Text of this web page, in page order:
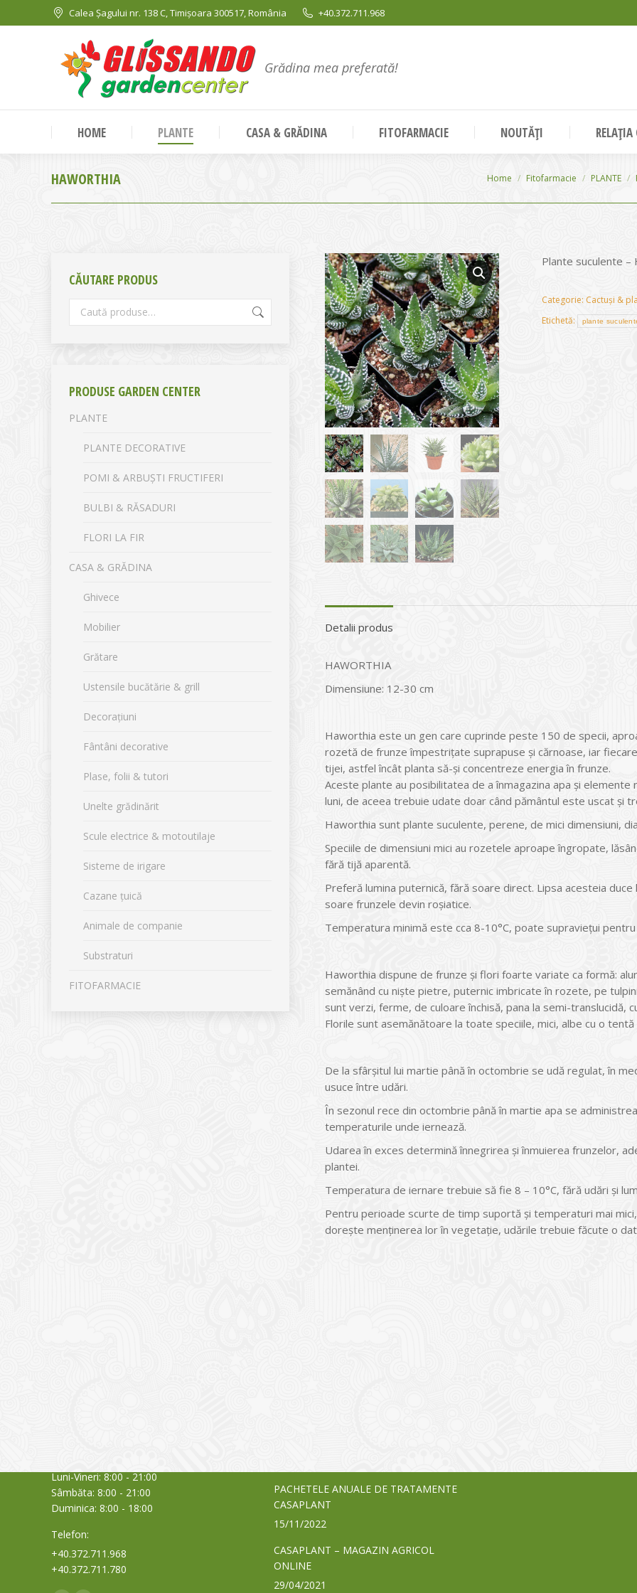
Calea Șagului nr. 138 C, Timișoara 300517, România +40.372.711.968
Grădina mea preferată!
HOME PLANTE CASA & GRĂDINA FITOFARMACIE NOUTĂȚI
HAWORTHIA You are here:
Home Fitofarmacie PLANTE
Plante suculente –
Categorie: Cactuși &
Etichetă:
plante
Detalii produs
HAWORTHIA
Dimensiune: 12-30 cm
Haworthia este un gen care cuprinde peste 150 de specii,
rozetă de frunze împestriţate suprapuse şi cărnoase, iar
tijei, astfel încât planta să-şi concentreze energia în frunze.
Aceste plante au posibilitatea de a înmagazina apa şi
luni, de aceea trebuie udate doar când pământul este uscat şi
Haworthia sunt plante suculente, perene, de mici dimensiuni,
Speciile de dimensiuni mici au rozetele aproape îngropate,
fără tijă aparentă.
Preferă lumina puternică, fără soare direct. Lipsa acesteia
soare frunzele devin roşiatice.
Temperatura minimă este cca 8-10°C, poate supravieţui
Haworthia dispune de frunze şi flori foarte variate ca formă:
semănând cu nişte pietre, puternic imbricate în rozete, pe
sunt verzi, ferme, de culoare închisă, pana la semi-translucidă,
Florile sunt asemănătoare la toate speciile, mici, albe cu o
De la sfârşitul lui martie până în octombrie se udă regulat, în
usuce între udări.
În sezonul rece din octombrie până în martie apa se
temperaturile unde iernează.
Udarea în exces determină înnegrirea şi înmuierea frunzelor,
plantei.
Temperatura de iernare trebuie să fie 8 – 10°C, fără udări şi
Pentru perioade scurte de timp suportă şi temperaturi mai
doreşte menţinerea lor în vegetaţie, udările trebuie făcute o
CĂUTARE PRODUS
PRODUSE GARDEN CENTER
PLANTE
PLANTE DECORATIVE
POMI & ARBUȘTI FRUCTIFERI
BULBI & RĂSADURI
FLORI LA FIR
CASA & GRĂDINA
Ghivece
Mobilier
Grătare
Ustensile bucătărie & grill
Decorațiuni
Fântâni decorative
Plase, folii & tutori
Unelte grădinărit
Scule electrice & motoutilaje
Sisteme de irigare
Cazane țuică
Animale de companie
Substraturi
FITOFARMACIE
Luni-Vineri: 8:00 - 21:00
Sâmbăta: 8:00 - 21:00
Duminica: 8:00 - 18:00
Telefon:
+40.372.711.968
+40.372.711.780
PACHETELE ANUALE DE TRATAMENTE
CASAPLANT
15/11/2022
CASAPLANT – MAGAZIN AGRICOL
ONLINE
29/04/2021